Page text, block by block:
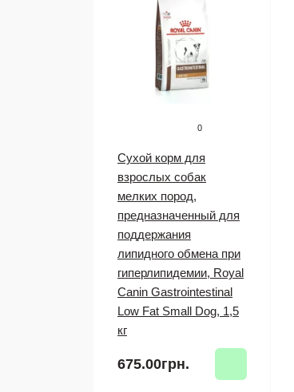
0
Сухой корм для
взрослых собак
мелких пород,
предназначенный для
поддержания
липидного обмена при
гиперлипидемии, Royal
Canin Gastrointestinal
Low Fat Small Dog, 1,5
кг
675.00грн.